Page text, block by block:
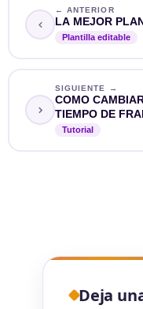
← ANTERIOR
LA MEJOR
Plantilla editable
SIGUIENTE →
COMO
TIEMPO DE
Tutorial
Deja